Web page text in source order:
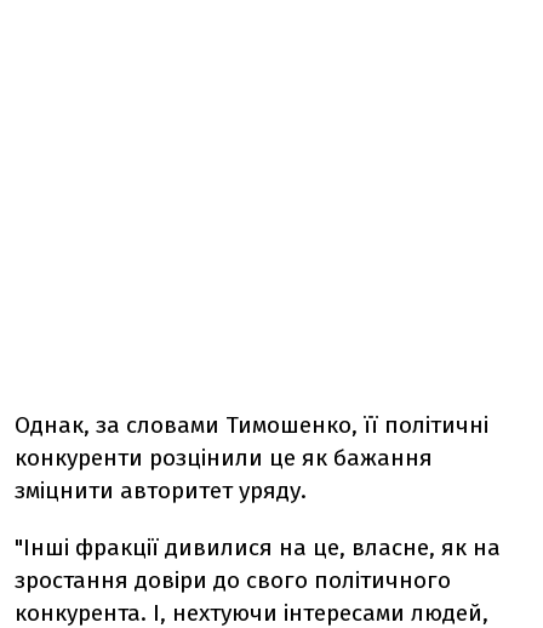
Однак, за словами Тимошенко, її політичні
конкуренти розцінили це як бажання
зміцнити авторитет уряду.
"Інші фракції дивилися на це, власне, як на
зростання довіри до свого політичного
конкурента. І, нехтуючи інтересами людей,